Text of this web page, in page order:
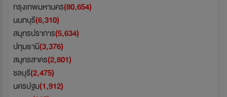
กรุงเทพมหานคร(80,654)
นนทบุรี(6,310)
สมุทรปราการ(5,634)
ปทุมธานี(3,376)
สมุทรสาคร(2,801)
ชลบุรี(2,475)
นครปฐม(1,912)